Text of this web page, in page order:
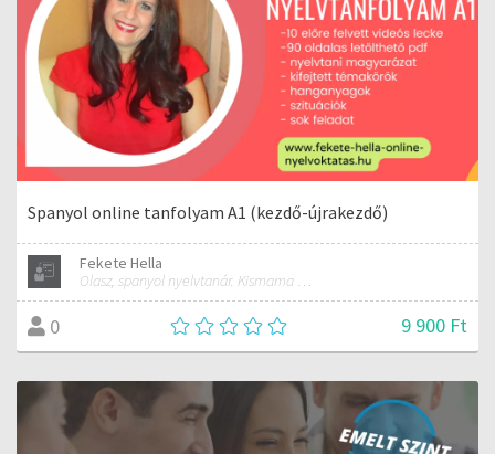
Spanyol online tanfolyam A1 (kezdő-újrakezdő)
Fekete Hella
Olasz, spanyol nyelvtanár. Kismama és női jóga oktató.
0 9 900 Ft